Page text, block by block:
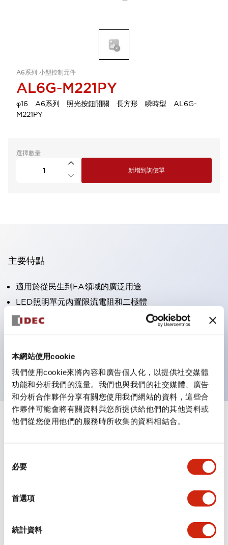
本網站使用cookie
我們使用cookie來將內容和廣告個人化，以提供社交媒體
功能和分析我們的流量。我們也與我們的社交媒體、廣告
和分析合作夥伴分享有關您使用我們網站的資料，這些合
作夥伴可能會將有關資料與您所提供給他們的其他資料或
他們從您使用他們的服務時所收集的資料相結合。
必要
首選項
統計資料
A6系列 小型控制元件
AL6G-M221PY
φ16 A6系列 照光按鈕開關 長方形 瞬時型 AL6G-
M221PY
選擇數量
新增到詢價單
主要特點
適用於從民生到FA領域的廣泛用途
LED照明單元內置限流電阻和二極體
防護結構具備IP40和IP65等級。（IEC 60529）
獲得UL・CSA認證。符合EN（歐洲）標準。 獲得CCC
可使用專用配件輕鬆更換為Φ22閃光輪廓
規格
環境規範
機械規格